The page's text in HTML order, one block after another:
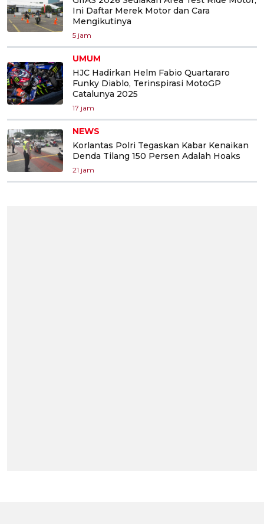
Ini Daftar Merek Motor dan Cara
Mengikutinya
5 jam
UMUM
HJC Hadirkan Helm Fabio Quartararo
Funky Diablo, Terinspirasi MotoGP
Catalunya 2025
17 jam
NEWS
Korlantas Polri Tegaskan Kabar Kenaikan
Denda Tilang 150 Persen Adalah Hoaks
21 jam